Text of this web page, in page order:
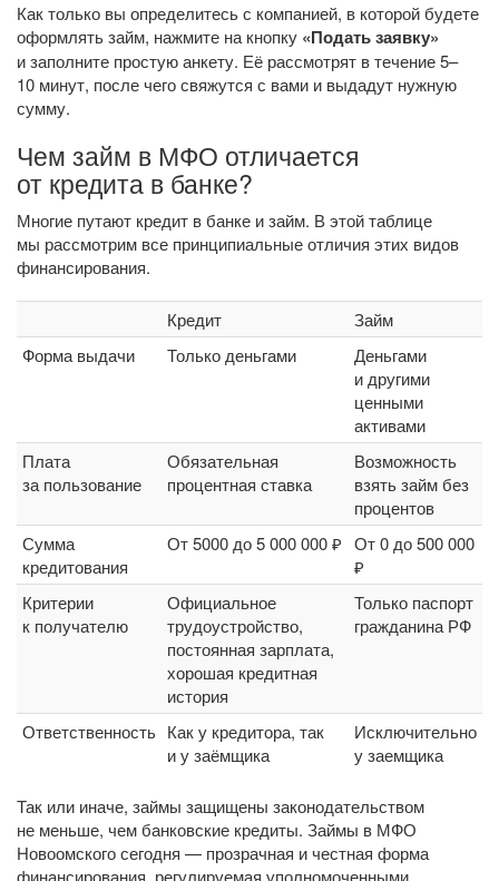
Как только вы определитесь с компанией, в которой будете
оформлять займ, нажмите на кнопку «Подать заявку»
и заполните простую анкету. Её рассмотрят в течение 5–
10 минут, после чего свяжутся с вами и выдадут нужную
сумму.
Чем займ в МФО отличается
от кредита в банке?
Многие путают кредит в банке и займ. В этой таблице
мы рассмотрим все принципиальные отличия этих видов
финансирования.
Кредит
Займ
Форма выдачи
Только деньгами
Деньгами
и другими
ценными
активами
Плата
за пользование
Обязательная
процентная ставка
Возможность
взять займ без
процентов
Сумма
кредитования
От 5000 до 5 000 000 ₽ От 0 до 500 000
₽
Критерии
к получателю
Официальное
трудоустройство,
постоянная зарплата,
хорошая кредитная
история
Только паспорт
гражданина РФ
Ответственность Как у кредитора, так
и у заёмщика
Исключительно
у заемщика
Так или иначе, займы защищены законодательством
не меньше, чем банковские кредиты. Займы в МФО
Новоомского сегодня — прозрачная и честная форма
финансирования, регулируемая уполномоченными